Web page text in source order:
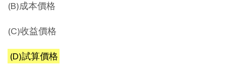
(B)成本價格
(C)收益價格
(D)試算價格